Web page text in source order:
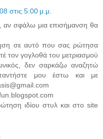
στις 5:00 μ.μ.
αν σφάλω μια επισήμανση θα
σε αυτό που σας ρώτησα
τον γογλοθά του μετριασμού
δεν σαρκάζω αναζητώ
μου έστω και με
ιδίου στυλ και στο site